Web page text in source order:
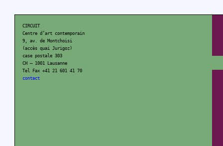
CIRCUIT
Centre d’art contemporain
9, av. de Montchoisi
(accès quai Jurigoz)
case postale 303
CH – 1001 Lausanne
Tel Fax +41 21 601 41 70
contact